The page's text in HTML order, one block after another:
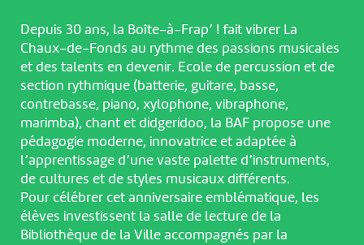
Depuis 30 ans, la Boîte-à-Frap’ ! fait vibrer La
Chaux-de-Fonds au rythme des passions musicales
et des talents en devenir. Ecole de percussion et de
section rythmique (batterie, guitare, basse,
contrebasse, piano, xylophone, vibraphone,
marimba), chant et didgeridoo, la BAF propose une
pédagogie moderne, innovatrice et adaptée à
l’apprentissage d’une vaste palette d’instruments,
de cultures et de styles musicaux différents.
Pour célébrer cet anniversaire emblématique, les
élèves investissent la salle de lecture de la
Bibliothèque de la Ville accompagnés par la